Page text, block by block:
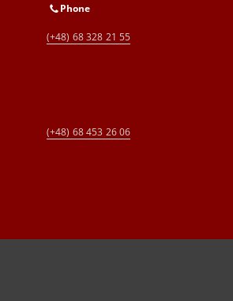
Phone
(+48) 68 328 21 55
(+48) 68 453 26 06